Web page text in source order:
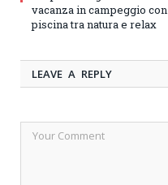
vacanza in campeggio con
piscina tra natura e relax
LEAVE A REPLY